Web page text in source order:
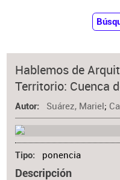
Hablemos de
Territorio: Cuenca
Autor Suárez, Mariel;
Tipo ponencia
Descripción